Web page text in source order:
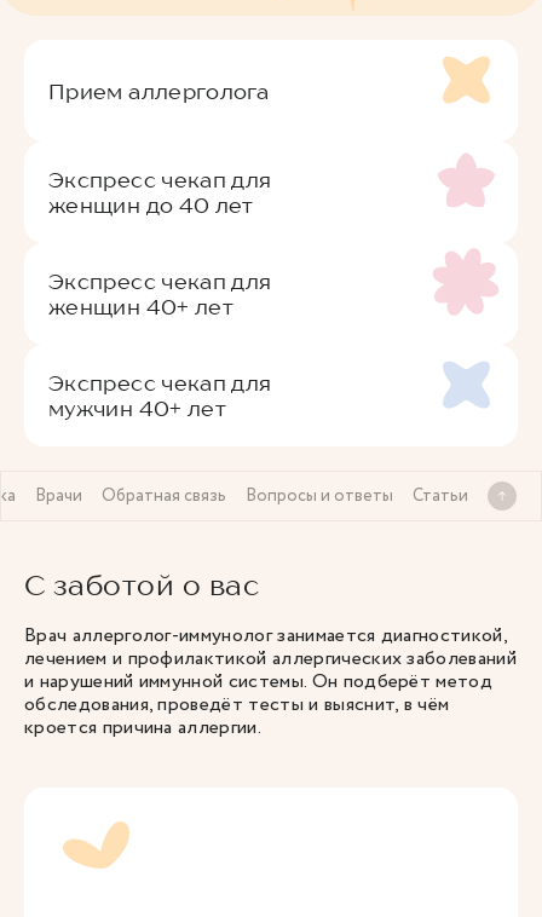
Прием аллерголога
Экспресс чекап для
женщин до 40 лет
Экспресс чекап для
женщин 40+ лет
Экспресс чекап для
мужчин 40+ лет
Врачи Обратная связь Вопросы и ответы Статьи
С заботой о вас
Врач аллерголог-иммунологзанимается диагностикой,
лечением и профилактикой аллергических заболеваний
и нарушений иммунной системы. Он подберёт метод
обследования, проведёт тесты и выяснит, в чём
кроется причина аллергии.